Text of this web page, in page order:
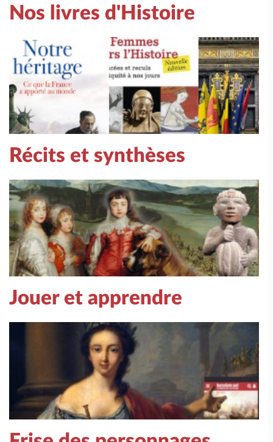
Nos livres d'Histoire
Récits et synthèses
Jouer et apprendre